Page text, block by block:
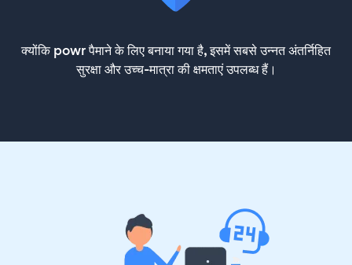
क्योंकि powr पैमाने के लिए बनाया गया है, इसमें सबसे उन्नत अंतर्निहित
सुरक्षा और उच्च-मात्रा की क्षमताएं उपलब्ध हैं।